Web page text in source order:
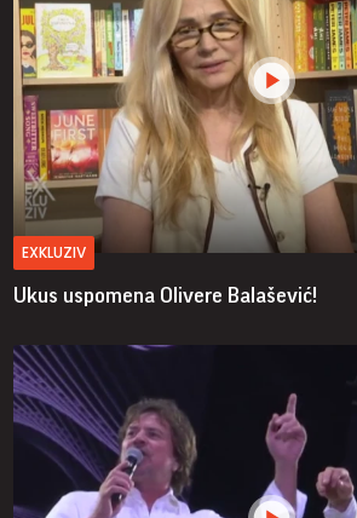
EXKLUZIV
Ukus uspomena Olivere Balašević!